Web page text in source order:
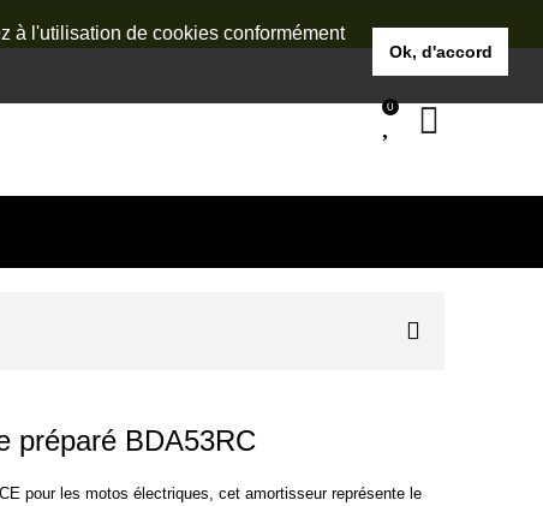
à l'utilisation de cookies conformément
Ok, d'accord
0
préparé BDA53RC
pour les motos électriques, cet amortisseur représente le